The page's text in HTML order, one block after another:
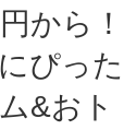
から！
ぴった
&おト